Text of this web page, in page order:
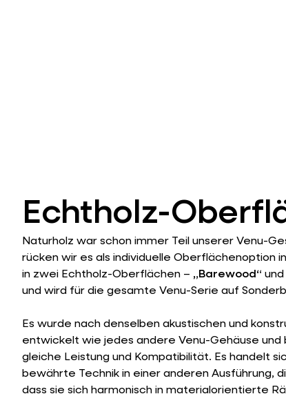
Echtholz-
Naturholz war schon immer Teil unserer Venu-
rücken wir es als individuelle Oberflächenoption
in zwei Echtholz-Oberflächen – „Barewood“ und
und wird für die gesamte Venu-Serie auf
Es wurde nach denselben akustischen und
entwickelt wie jedes andere Venu-Gehäuse
gleiche Leistung und Kompatibilität. Es handelt
bewährte Technik in einer anderen Ausführung,
dass sie sich harmonisch in materialorientierte